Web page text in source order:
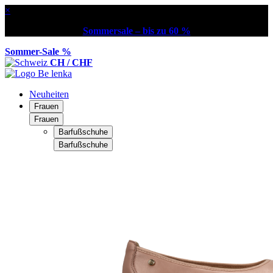
×
Sommersale – bis zu 60 %
Sommer-Sale %
CH / CHF
Neuheiten
Frauen
Frauen
Barfußschuhe
Barfußschuhe